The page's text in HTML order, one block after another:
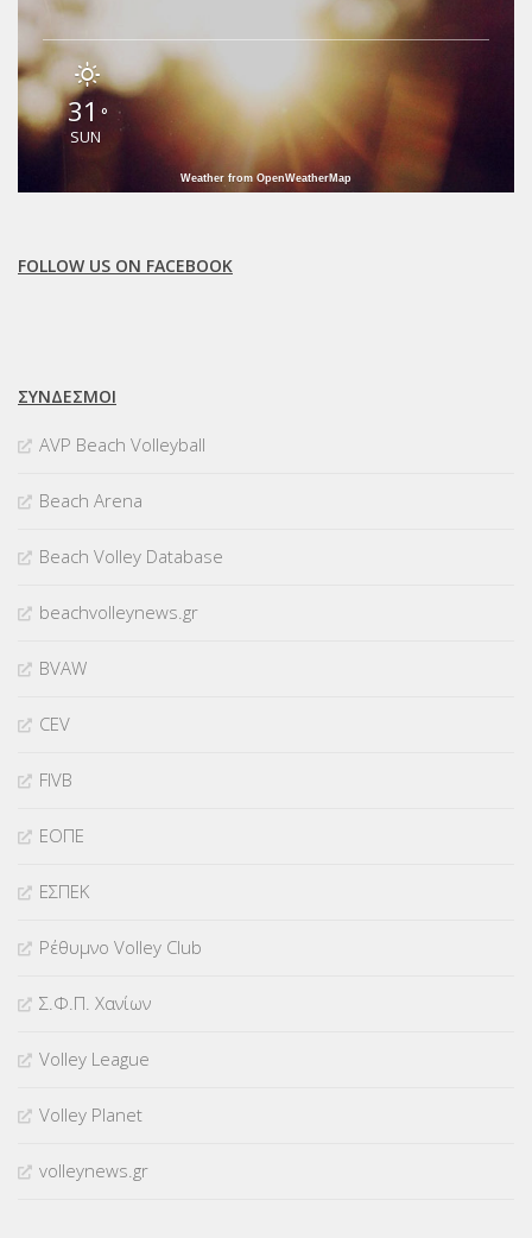
31 °
SUN
Weather from OpenWeatherMap
FOLLOW US ON FACEBOOK
ΣΥΝΔΈΣΜΟΙ
AVP Beach Volleyball
Beach Arena
Beach Volley Database
beachvolleynews.gr
BVAW
CEV
FIVB
ΕΟΠΕ
ΕΣΠΕΚ
Ρέθυμνο Volley Club
Σ.Φ.Π. Χανίων
Volley League
Volley Planet
volleynews.gr